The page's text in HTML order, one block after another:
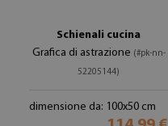
Schienali cucina
Grafica di astrazione (#pk-nn-
52205144)
dimensione da: 100x50 cm